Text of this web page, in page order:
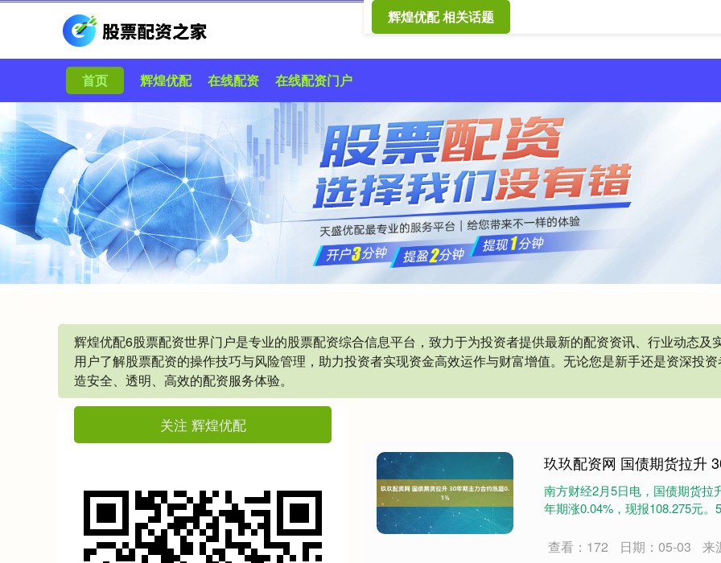
首页 辉煌优配 在线配资 在线配资门户
辉煌优配6股票配资世界门户是专业的股票配资综合信息平台，致力于为投资者提供最新的配资资讯、行业动态
用户了解股票配资的操作技巧与风险管理，助力投资者实现资金高效运作与财富增值。无论您是新手还是资深投
造安全、透明、高效的配资服务体验。
辉煌优配 相关话题
玖玖配资网 国债期货拉升
南方财经2月5日电，国债期货拉
年期涨0.04%，现报108.275元
查看：172 日期：05-03 来
关注 辉煌优配